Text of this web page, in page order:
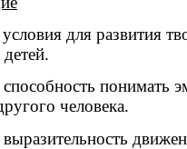
для развития
способность понимать
человека.
выразительность